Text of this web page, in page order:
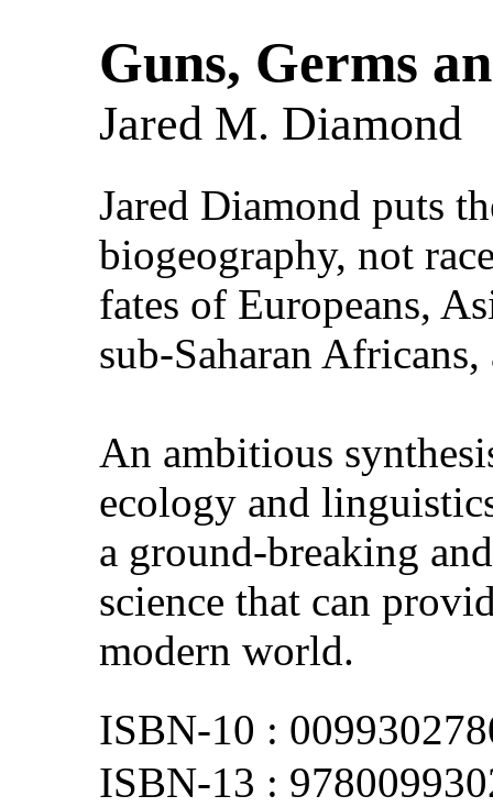
Guns, Germs
Jared M. Diamond
Jared Diamond puts
biogeography, not
fates of Europeans,
sub-Saharan
An ambitious
ecology and
a ground-breaking
science that can
modern world.